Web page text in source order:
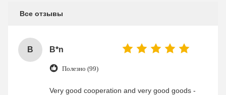
Все отзывы
B B*n
Полезно (99)
Very good cooperation and very good goods -